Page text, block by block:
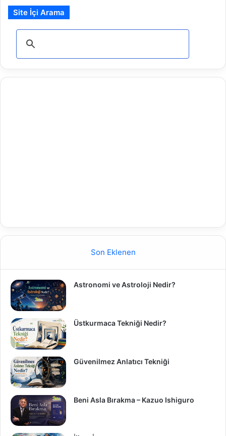
Site İçi Arama
Son Eklenen
Astronomi ve Astroloji Nedir?
Üstkurmaca Tekniği Nedir?
Güvenilmez Anlatıcı Tekniği
Beni Asla Bırakma – Kazuo Ishiguro